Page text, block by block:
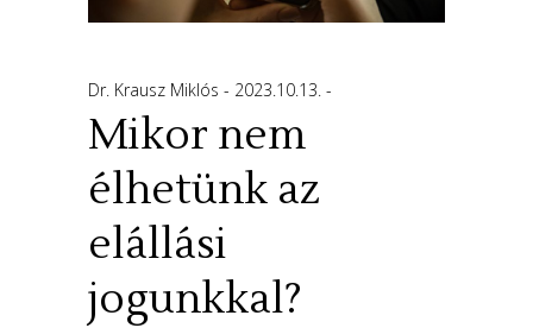
Dr. Krausz Miklós 2023.10.13.
Mikor nem
élhetünk az
elállási
jogunkkal?